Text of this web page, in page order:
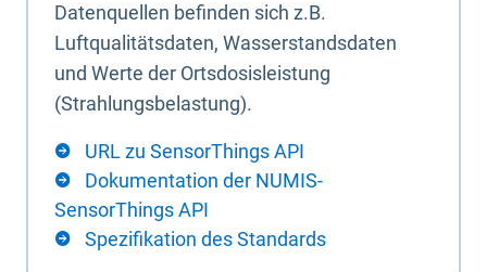
Datenquellen befinden sich z.B.
Luftqualitätsdaten, Wasserstandsdaten
und Werte der Ortsdosisleistung
(Strahlungsbelastung).
URL zu SensorThings API
Dokumentation der NUMIS-
SensorThings API
Spezifikation des Standards